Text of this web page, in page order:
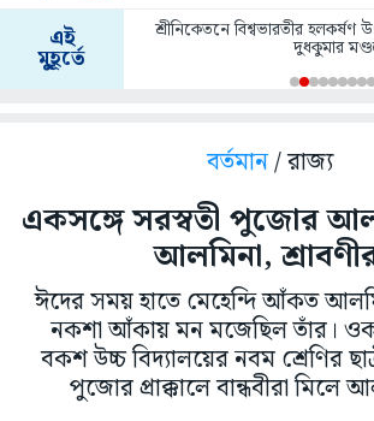
এই
মুহূর্তে
শ্রীনিকেতনে বিশ্বভারতীর হলকর্ষণ
দুধকুমার
বর্তমান/ রাজ্য
একসঙ্গে সরস্বতী পুজোর
আলমিনা,
ঈদের সময় হাতে মেহেন্দি আঁকত
নকশা আঁকায় মন মজেছিল তাঁর।
বকশ উচ্চ বিদ্যালয়ের নবম শ্রেণির
পুজোর প্রাক্কালে বান্ধবীরা মিলে